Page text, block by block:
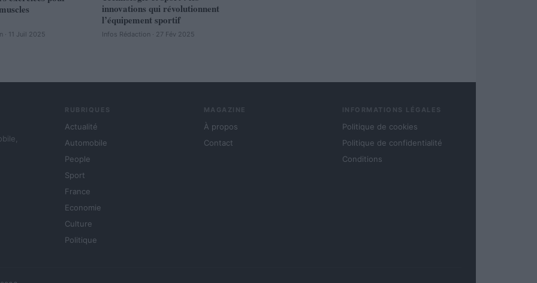
· 11 Juil 2025
innovations qui révolutionnent
l’équipement sportif
Infos Rédaction · 27 Fév 2025
RUBRIQUES
Actualité
Automobile
People
Sport
France
Economie
Culture
Politique
MAGAZINE
À propos
Contact
INFORMATIONS LÉGALES
Politique de cookies
Politique de confidentialité
Conditions